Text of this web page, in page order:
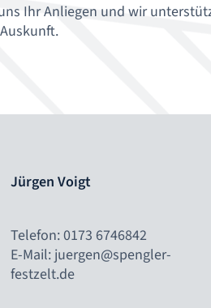
Ihr Anliegen und wir
Jürgen Voigt
Telefon: 0173 6746842
E-Mail: juergen@spengler-
festzelt.de